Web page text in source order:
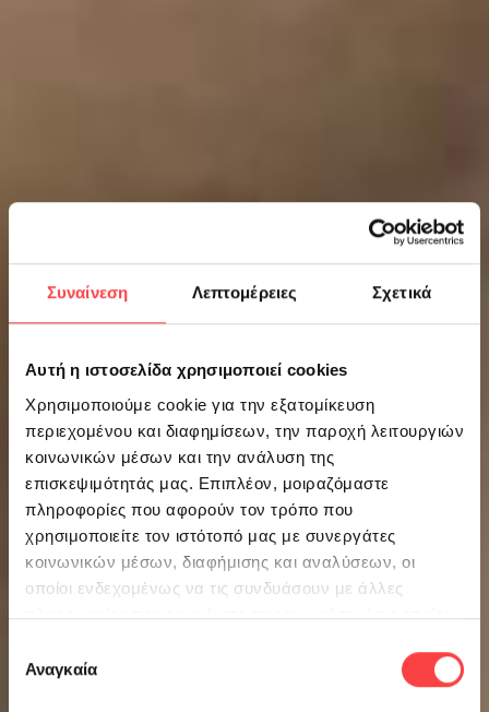
Συναίνεση Λεπτομέρειες Σχετικά
Αυτή η ιστοσελίδα χρησιμοποιεί cookies
Χρησιμοποιούμε cookie για την εξατομίκευση
περιεχομένου και διαφημίσεων, την παροχή λειτουργιών
κοινωνικών μέσων και την ανάλυση της
επισκεψιμότητάς μας. Επιπλέον, μοιραζόμαστε
πληροφορίες που αφορούν τον τρόπο που
χρησιμοποιείτε τον ιστότοπό μας με συνεργάτες
κοινωνικών μέσων, διαφήμισης και αναλύσεων, οι
οποίοι ενδεχομένως να τις συνδυάσουν με άλλες
πληροφορίες που τους έχετε παραχωρήσει ή τις οποίες
των υπηρεσιών τους.
συγκατάθεσης
Αναγκαία